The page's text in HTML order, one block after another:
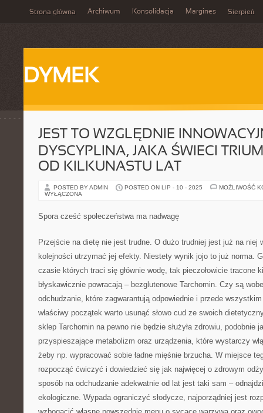
Strona główna Archiwum Konsolidacja Margines Sierpień
DYMEK
JEST TO WZGLĘDNIE
DYSCYPLINA, JAKA ŚWIECI
OD KILKUNASTU LAT
POSTED BY ADMIN POSTED ON LIP - 10 - 2025
MOŻLIWOŚĆ
WYŁĄCZONA
Spora cześć społeczeństwa ma nadwagę
Przejście na dietę nie jest trudne. O dużo trudniej jest już na niej
kolejności utrzymać jej efekty. Niestety wynik jojo to już norma.
czasie których traci się głównie wodę, tak pieczołowicie tracone
błyskawicznie powracają – bezglutenowe Tarchomin. Czy są
odchudzanie, które zagwarantują odpowiednie i przede wszystkim
właściwy początek warto usunąć słowo cud ze swoich
sklep Tarchomin na pewno nie będzie służyła zdrowiu, podobnie
przyspieszające metabolizm oraz urządzenia, które wystarczy
żeby np. wypracować sobie ładne mięśnie brzucha. W miejsce
rozpocząć ćwiczyć i dowiedzieć się jak najwięcej o zdrowym
sposób na odchudzanie adekwatnie od lat jest taki sam –
ekologiczne. Wypada ograniczyć słodycze, najporządniej jest